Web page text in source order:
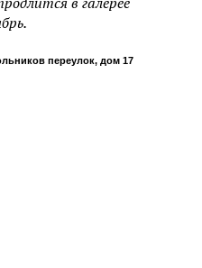
переулок, дом 17